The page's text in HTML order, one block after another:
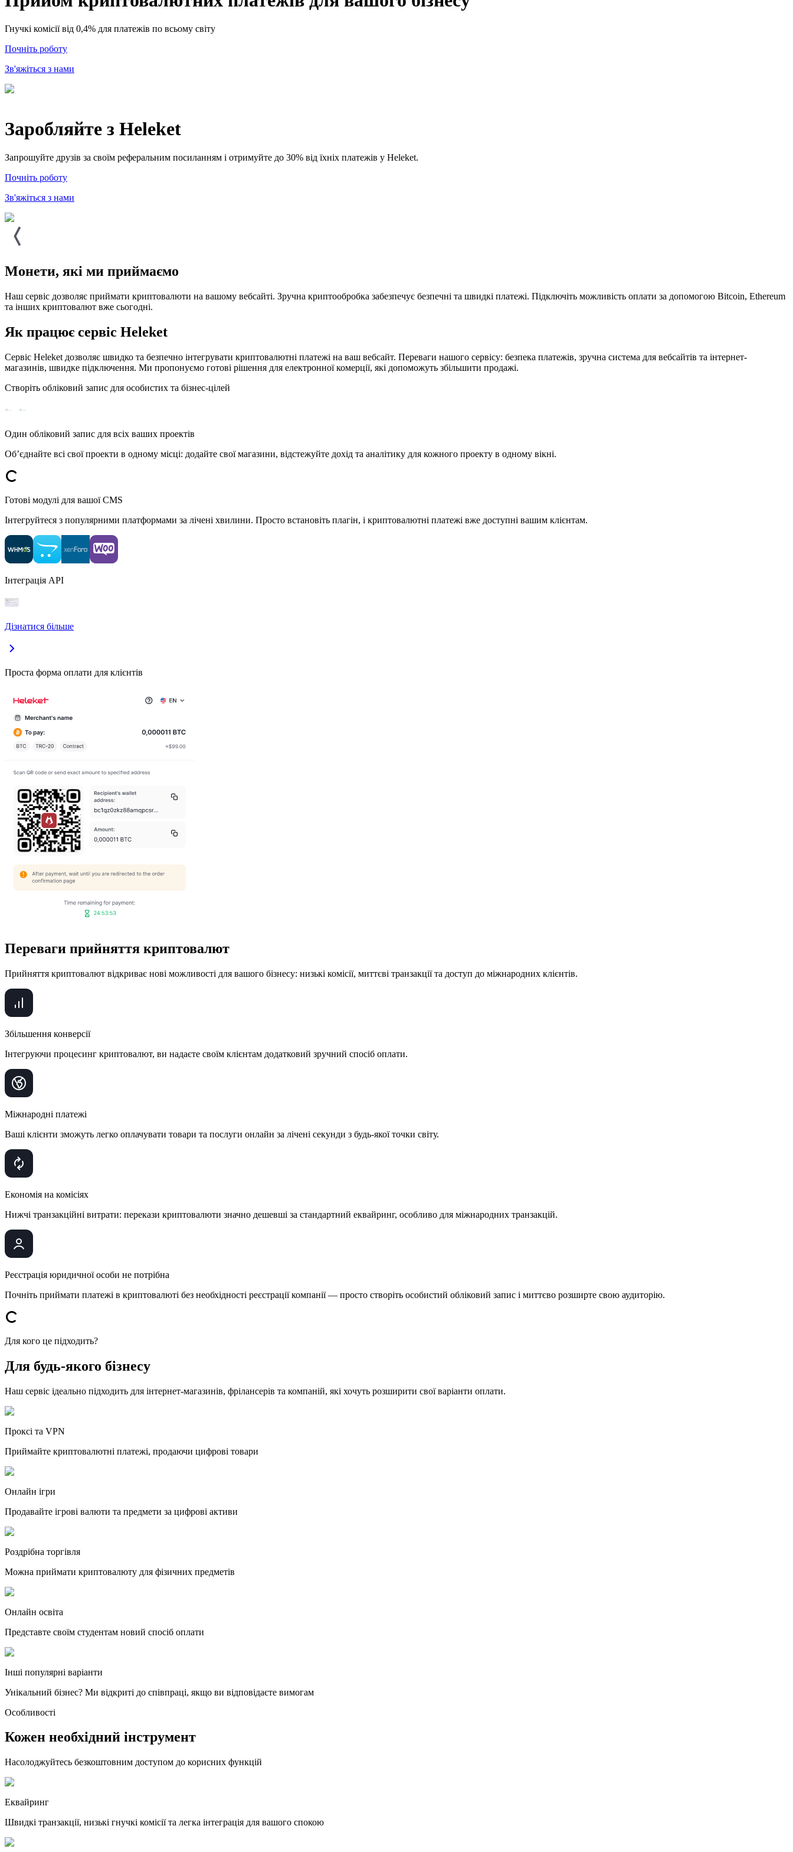
Гнучкі комісії від 0,4% для платежів по всьому світу
Почнiть роботу
Зв'яжіться з нами
Заробляйте з Heleket
Запрошуйте друзів за своїм реферальним посиланням і отримуйте до 30% від їхніх платежів у Heleket.
Почнiть роботу
Зв'яжіться з нами
Монети, які ми приймаємо
Наш сервіс дозволяє приймати криптовалюти на вашому вебсайті. Зручна криптообробка забезпечує безпечні та швидкі платежі. Підключіть можливість оплати за допомогою Bitcoin, Ethereum
та інших криптовалют вже сьогодні.
Як працює сервіс Heleket
Сервіс Heleket дозволяє швидко та безпечно інтегрувати криптовалютні платежі на ваш вебсайт. Переваги нашого сервісу: безпека платежів, зручна система для вебсайтів та інтернет-
магазинів, швидке підключення. Ми пропонуємо готові рішення для електронної комерції, які допоможуть збільшити продажі.
Створіть обліковий запис для особистих та бізнес-цілей
Один обліковий запис для всіх ваших проектів
Об’єднайте всі свої проекти в одному місці: додайте свої магазини, відстежуйте дохід та аналітику для кожного проекту в одному вікні.
Готові модулі для вашої CMS
Інтегруйтеся з популярними платформами за лічені хвилини. Просто встановіть плагін, і криптовалютні платежі вже доступні вашим клієнтам.
Інтеграція API
Дізнатися більше
Проста форма оплати для клієнтів
Переваги прийняття криптовалют
Прийняття криптовалют відкриває нові можливості для вашого бізнесу: низькі комісії, миттєві транзакції та доступ до міжнародних клієнтів.
Збільшення конверсії
Інтегруючи процесинг криптовалют, ви надаєте своїм клієнтам додатковий зручний спосіб оплати.
Міжнародні платежі
Ваші клієнти зможуть легко оплачувати товари та послуги онлайн за лічені секунди з будь-якої точки світу.
Економія на комісіях
Нижчі транзакційні витрати: перекази криптовалюти значно дешевші за стандартний еквайринг, особливо для міжнародних транзакцій.
Реєстрація юридичної особи не потрібна
Почніть приймати платежі в криптовалюті без необхідності реєстрації компанії — просто створіть особистий обліковий запис і миттєво розширте свою аудиторію.
Для кого це підходить?
Для будь-якого бізнесу
Наш сервіс ідеально підходить для інтернет-магазинів, фрілансерів та компаній, які хочуть розширити свої варіанти оплати.
Проксі та VPN
Приймайте криптовалютні платежі, продаючи цифрові товари
Онлайн ігри
Продавайте ігрові валюти та предмети за цифрові активи
Роздрібна торгівля
Можна приймати криптовалюту для фізичних предметів
Онлайн освіта
Представте своїм студентам новий спосіб оплати
Інші популярні варіанти
Унікальний бізнес? Ми відкриті до співпраці, якщо ви відповідаєте вимогам
Особливості
Кожен необхідний інструмент
Насолоджуйтесь безкоштовним доступом до корисних функцій
Еквайринг
Швидкі транзакції, низькі гнучкі комісії та легка інтеграція для вашого спокою